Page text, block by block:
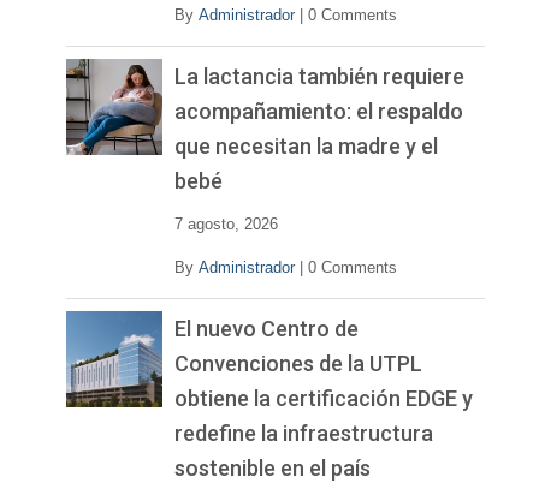
By Administrador 0 Comments
La lactancia también requiere
acompañamiento: el respaldo
que necesitan la madre y el
bebé
7 agosto, 2026
By Administrador 0 Comments
El nuevo Centro de
Convenciones de la UTPL
obtiene la certificación EDGE y
redefine la infraestructura
sostenible en el país